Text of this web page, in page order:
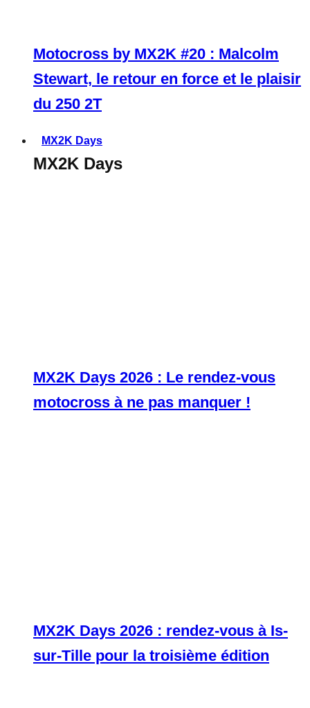
Motocross by MX2K #20 : Malcolm
Stewart, le retour en force et le plaisir
du 250 2T
MX2K Days
MX2K Days
MX2K Days 2026 : Le rendez-vous
motocross à ne pas manquer !
MX2K Days 2026 : rendez-vous à Is-
sur-Tille pour la troisième édition